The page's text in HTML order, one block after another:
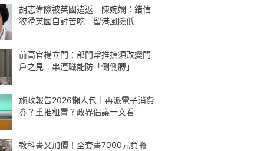
胡志偉險被英國遣返 陳婉嫻：錯信
狡猾英國自討苦吃 留港風險低
前高官楊立門：部門常推搪須改變門
戶之見 串連職能防「側側膊」
施政報告2026懶人包｜再派電子消費
券？重推租置？政界倡議一文看
教科書又加價！全套書7000元負擔